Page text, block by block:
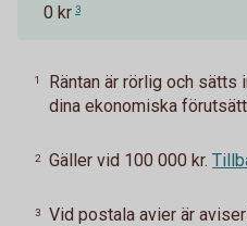
0 kr 3
1
Räntan är rörlig och
dina ekonomiska
2 Gäller vid 100 000 kr.
3 Vid postala avier är